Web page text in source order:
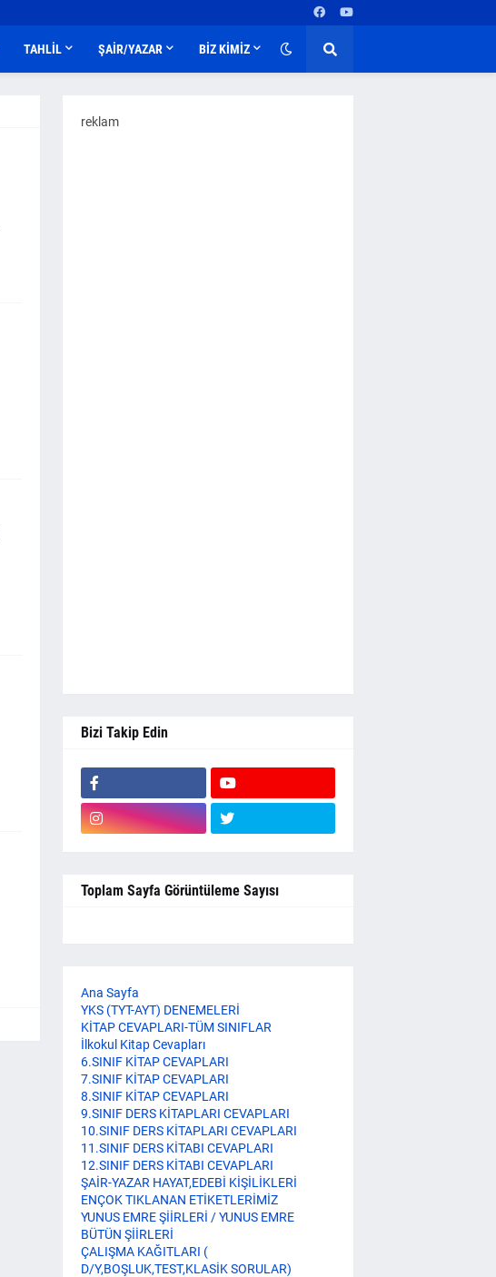
TAHLİL ŞAİR/YAZAR BİZ KİMİZ
reklam
Bizi Takip Edin
Toplam Sayfa Görüntüleme Sayısı
Ana Sayfa
YKS (TYT-AYT) DENEMELERİ
KİTAP CEVAPLARI-TÜM SINIFLAR
İlkokul Kitap Cevapları
6.SINIF KİTAP CEVAPLARI
7.SINIF KİTAP CEVAPLARI
8.SINIF KİTAP CEVAPLARI
9.SINIF DERS KİTAPLARI CEVAPLARI
10.SINIF DERS KİTAPLARI CEVAPLARI
11.SINIF DERS KİTABI CEVAPLARI
12.SINIF DERS KİTABI CEVAPLARI
ŞAİR-YAZAR HAYAT,EDEBİ KİŞİLİKLERİ
ENÇOK TIKLANAN ETİKETLERİMİZ
YUNUS EMRE ŞİİRLERİ / YUNUS EMRE
BÜTÜN ŞİİRLERİ
ÇALIŞMA KAĞITLARI (
D/Y,BOŞLUK,TEST,KLASİK SORULAR)